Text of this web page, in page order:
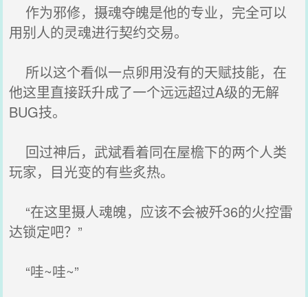
作为邪修，摄魂夺魄是他的专业，完全可以
用别人的灵魂进行契约交易。
所以这个看似一点卵用没有的天赋技能，在
他这里直接跃升成了一个远远超过A级的无解
BUG技。
回过神后，武斌看着同在屋檐下的两个人类
玩家，目光变的有些炙热。
“在这里摄人魂魄，应该不会被歼36的火控雷
达锁定吧？”
“哇~哇~”